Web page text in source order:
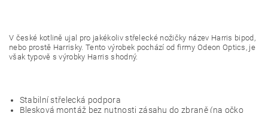
V české kotlině ujal pro jakékoliv střelecké nožičky název Harris bipod,
nebo prostě Harrisky. Tento výrobek pochází od firmy Odeon Optics, je
však typově s výrobky Harris shodný.
Stabilní střelecká podpora
Blesková montáž bez nutnosti zásahu do zbraně (na očko